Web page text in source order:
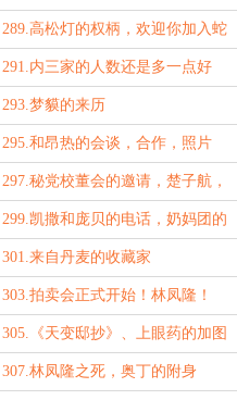
289.高松灯的权柄，欢迎你加入蛇
岐八家
291.内三家的人数还是多一点好
293.梦貘的来历
295.和昂热的会谈，合作，照片
297.秘党校董会的邀请，楚子航，
恺撒·加图索
299.凯撒和庞贝的电话，奶妈团的
准备
301.来自丹麦的收藏家
303.拍卖会正式开始！林凤隆！
305.《天变邸抄》、上眼药的加图
索家
307.林凤隆之死，奥丁的附身